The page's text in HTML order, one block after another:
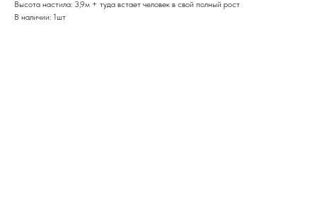
Высота настила: 3,9м + туда встает человек в свой полный рост
В наличии: 1шт